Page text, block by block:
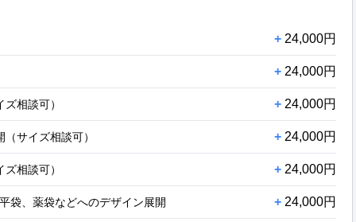
+ 24,000円
+ 24,000円
相談可） + 24,000円
サイズ相談可） + 24,000円
相談可） + 24,000円
袋、薬袋などへのデザイン展開 + 24,000円